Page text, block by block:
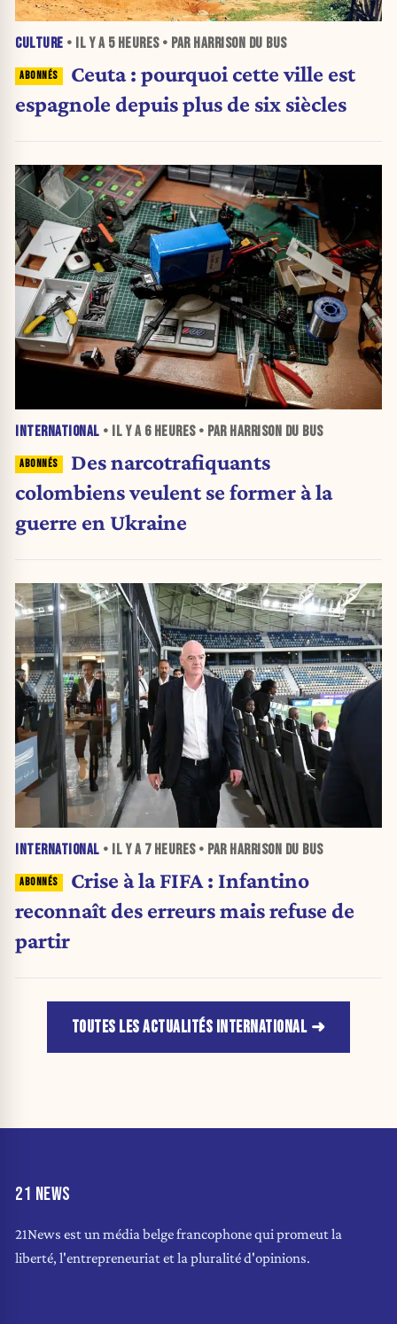
CULTURE • IL Y A 5 HEURES• PAR HARRISON DU BUS
Ceuta : pourquoi cette ville est
espagnole depuis plus de six siècles
INTERNATIONAL • IL Y A 6 HEURES• PAR HARRISON DU BUS
Des narcotrafiquants
colombiens veulent se former à la
guerre en Ukraine
INTERNATIONAL • IL Y A 7 HEURES• PAR HARRISON DU BUS
Crise à la FIFA : Infantino
reconnaît des erreurs mais refuse de
partir
TOUTES LES ACTUALITÉS INTERNATIONAL
21 NEWS
21News est un média belge francophone qui promeut la
liberté, l'entrepreneuriat et la pluralité d'opinions.